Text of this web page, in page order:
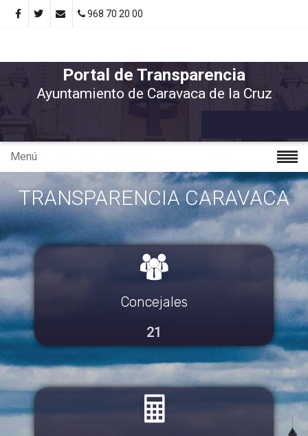
968 70 20 00
Portal de Transparencia
Ayuntamiento de Caravaca de la Cruz
Menú
TRANSPARENCIA CARAVACA
Concejales
21